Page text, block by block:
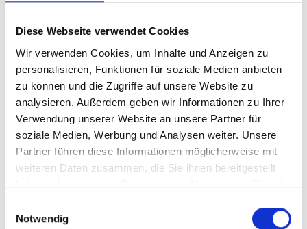
Diese Webseite verwendet Cookies
Wir verwenden Cookies, um Inhalte und Anzeigen zu
personalisieren, Funktionen für soziale Medien anbieten
zu können und die Zugriffe auf unsere Website zu
analysieren. Außerdem geben wir Informationen zu Ihrer
Verwendung unserer Website an unsere Partner für
soziale Medien, Werbung und Analysen weiter. Unsere
Partner führen diese Informationen möglicherweise mit
weiteren Daten zusammen, die Sie ihnen bereitgestellt
haben oder die sie im Rahmen Ihrer Nutzung der Dienste
Notwendig
Ich bin Lisa, Ehefrau, Mama² und Fotografin aus einem